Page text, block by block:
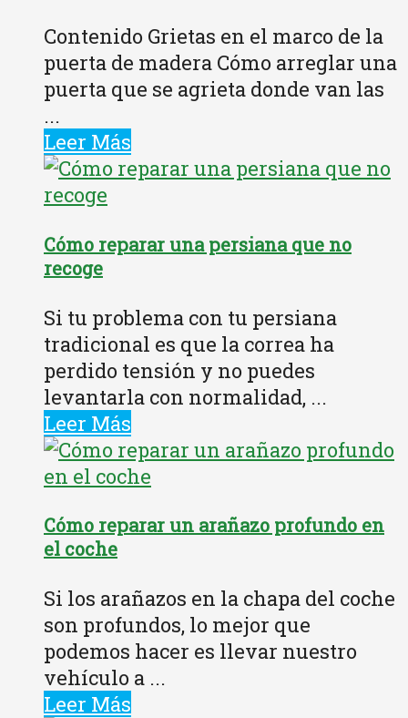
Contenido Grietas en el marco de la
puerta de madera Cómo arreglar una
puerta que se agrieta donde van las
...
Leer Más
Cómo reparar una persiana que no
recoge
Si tu problema con tu persiana
tradicional es que la correa ha
perdido tensión y no puedes
levantarla con normalidad, ...
Leer Más
Cómo reparar un arañazo profundo en
el coche
Si los arañazos en la chapa del coche
son profundos, lo mejor que
podemos hacer es llevar nuestro
vehículo a ...
Leer Más